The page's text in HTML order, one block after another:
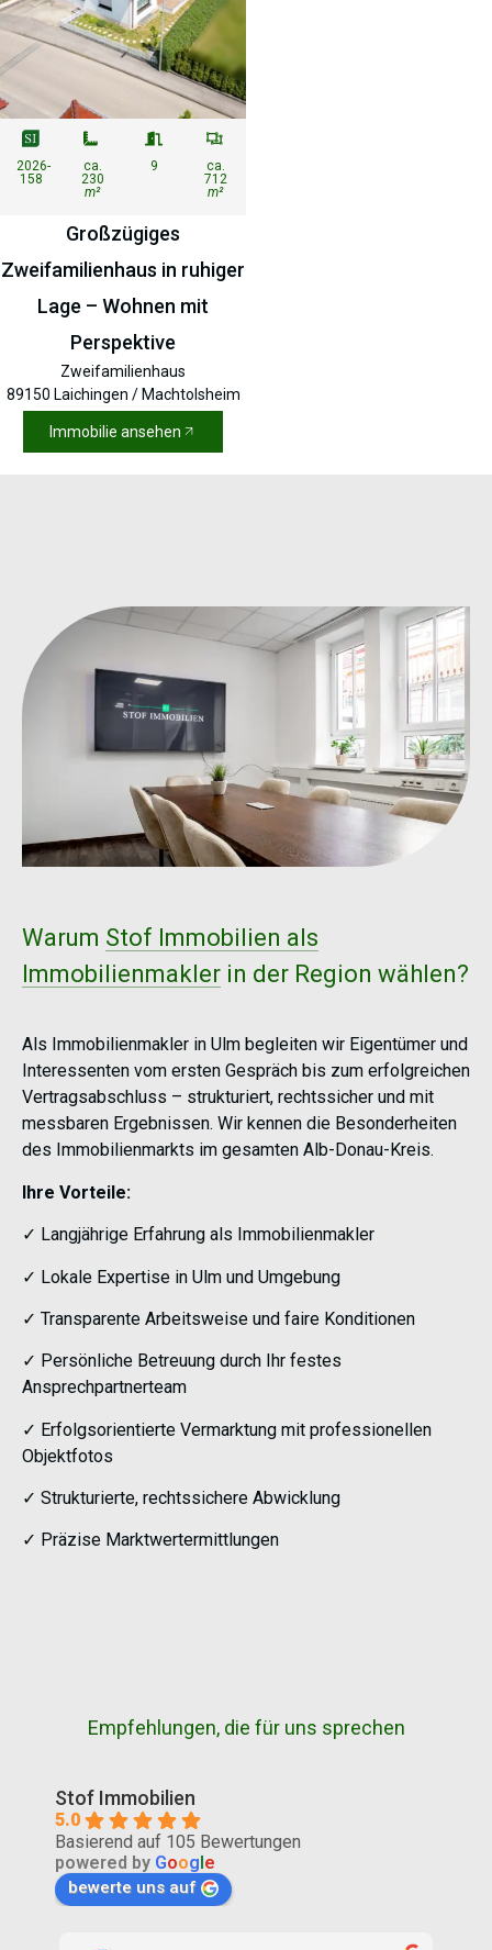
2026-
158
ca.
230
m²
9
ca.
712
m²
Großzügiges
Zweifamilienhaus in ruhiger
Lage – Wohnen mit
Perspektive
Zweifamilienhaus
89150 Laichingen / Machtolsheim
Immobilie ansehen
Warum Stof Immobilien als
Immobilienmakler in der Region wählen?
Als Immobilienmakler in Ulm begleiten wir Eigentümer und
Interessenten vom ersten Gespräch bis zum erfolgreichen
Vertragsabschluss – strukturiert, rechtssicher und mit
messbaren Ergebnissen. Wir kennen die Besonderheiten
des Immobilienmarkts im gesamten Alb-Donau-Kreis.
Ihre Vorteile:
✓ Langjährige Erfahrung als Immobilienmakler
✓ Lokale Expertise in Ulm und Umgebung
✓ Transparente Arbeitsweise und faire Konditionen
✓ Persönliche Betreuung durch Ihr festes
Ansprechpartnerteam
✓ Erfolgsorientierte Vermarktung mit professionellen
Objektfotos
✓ Strukturierte, rechtssichere Abwicklung
✓ Präzise Marktwertermittlungen
Empfehlungen, die für uns sprechen
Stof Immobilien
5.0
Basierend auf 105 Bewertungen
powered by Google
bewerte uns auf